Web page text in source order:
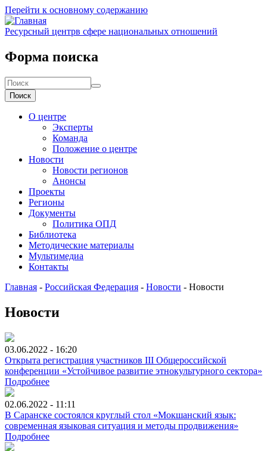
Перейти к основному содержанию
Ресурсный центрв сфере национальных отношений
Форма поиска
Поиск
О центре
Эксперты
Команда
Положение о центре
Новости
Новости регионов
Анонсы
Проекты
Регионы
Документы
Политика ОПД
Библиотека
Методические материалы
Мультимедиа
Контакты
Главная - Российская Федерация - Новости - Новости
Новости
03.06.2022 - 16:20
Открыта регистрация участников III Общероссийской
конференции «Устойчивое развитие этнокультурного сектора»
Подробнее
02.06.2022 - 11:11
В Саранске состоялся круглый стол «Мокшанский язык:
современная языковая ситуация и методы продвижения»
Подробнее